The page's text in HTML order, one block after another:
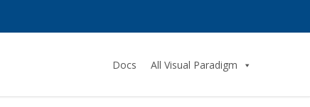
Docs All Visual Paradigm